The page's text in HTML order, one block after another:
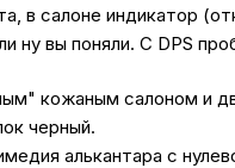
в салоне индикатор
ну вы поняли. С DPS
кожаным салоном и
черный.
алькантара с